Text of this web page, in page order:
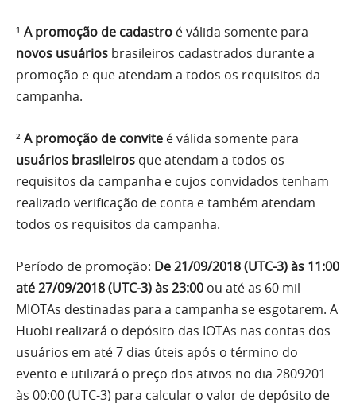
¹ A promoção de cadastro é válida somente para
novos usuários brasileiros cadastrados durante a
promoção e que atendam a todos os requisitos da
campanha.
²A promoção de convite é válida somente para
usuários brasileiros que atendam a todos os
requisitos da campanha e cujos convidados tenham
realizado verificação de conta e também atendam
todos os requisitos da campanha.
Período de promoção: De 21/09/2018 (UTC-3) às 11:00
até 27/09/2018 (UTC-3) às 23:00 ou até as 60 mil
MIOTAs destinadas para a campanha se esgotarem. A
Huobi realizará o depósito das IOTAs nas contas dos
usuários em até 7 dias úteis após o término do
evento e utilizará o preço dos ativos no dia 2809201
às 00:00 (UTC-3) para calcular o valor de depósito de